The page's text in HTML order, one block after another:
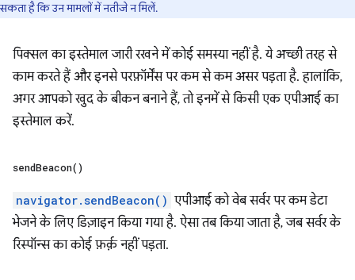
सकता है कि उन मामलों में नतीजे न मिलें.
पिक्सल का इस्तेमाल जारी रखने में कोई समस्या नहीं है. ये अच्छी तरह से
काम करते हैं और इनसे परफ़ॉर्मेंस पर कम से कम असर पड़ता है. हालांकि,
अगर आपको खुद के बीकन बनाने हैं, तो इनमें से किसी एक एपीआई का
इस्तेमाल करें.
sendBeacon()
navigator.sendBeacon() एपीआई को वेब सर्वर पर कम डेटा
भेजने के लिए डिज़ाइन किया गया है. ऐसा तब किया जाता है, जब सर्वर के
रिस्पॉन्स का कोई फ़र्क़ नहीं पड़ता.